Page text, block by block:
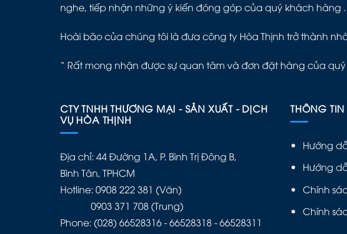
nghe, tiếp nhận những ý kiến đóng góp của quý khách hàng .
Hoài bão của chúng tôi là đưa công ty Hòa Thịnh trở thành
“ Rất mong nhận được sự quan tâm và đơn đặt hàng của
CTY TNHH THƯƠNG MẠI - SẢN XUẤT - DỊCH
VỤ HÒA THỊNH
Địa chỉ: 44 Đường 1A, P. Bình Trị Đông B,
Bình Tân, TPHCM
Hotline: 0908 222 381 (Văn)
0903 371 708 (Trung)
Phone: (028) 66528316 - 66528318 - 66528311
THÔNG
Hướng
Hướng
Chính
Chính